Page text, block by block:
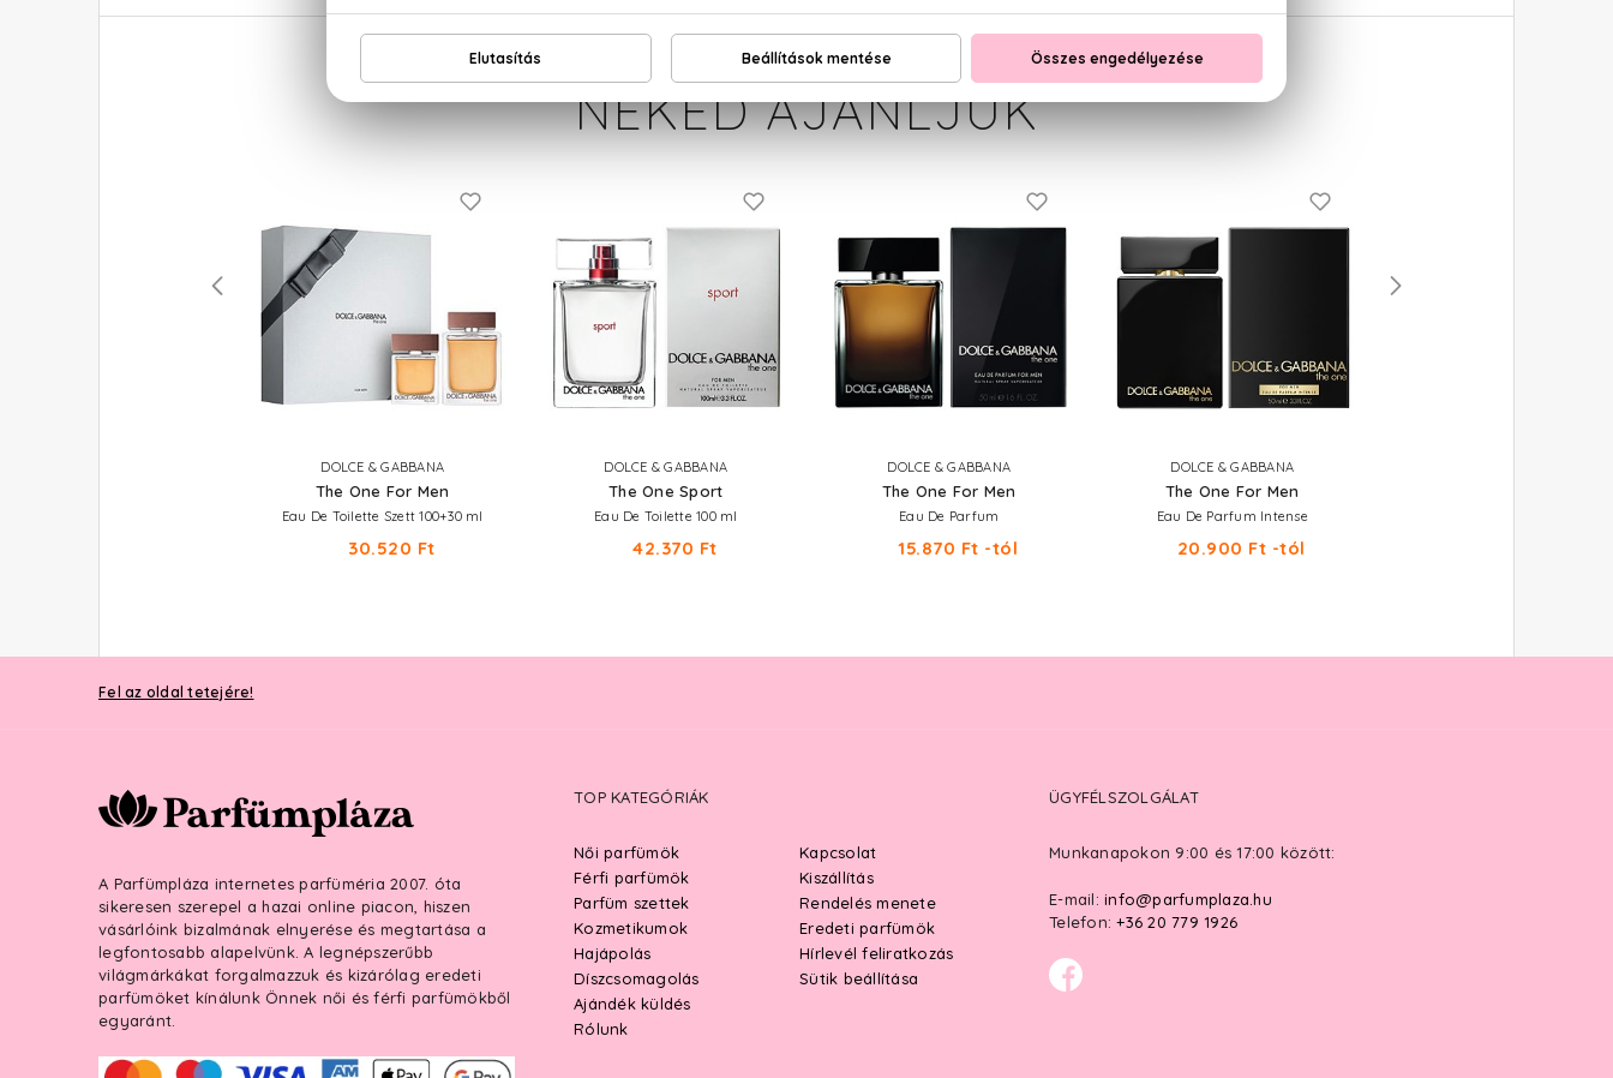
NEKED AJÁNLJUK
DOLCE & GABBANA
The One For Men
Eau De Toilette Szett 100+30 ml
30.520 Ft
DOLCE & GABBANA
The One Sport
Eau De Toilette 100 ml
42.370 Ft
DOLCE & GABBANA
The One For Men
Eau De Parfum
15.870 Ft -tól
DOLCE & GABBANA
The One For Men
Eau De Parfum Intense
20.900 Ft -tól
Fel az oldal tetejére!
A Parfümpláza internetes parfüméria 2007. óta
sikeresen szerepel a hazai online piacon, hiszen
vásárlóink bizalmának elnyerése és megtartása a
legfontosabb alapelvünk. A legnépszerűbb
világmárkákat forgalmazzuk és kizárólag eredeti
parfümöket kínálunk Önnek női és férfi parfümökből
egyaránt.
TOP KATEGÓRIÁK
Női parfümök
Férfi parfümök
Parfüm szettek
Kozmetikumok
Hajápolás
Díszcsomagolás
Ajándék küldés
Rólunk
Kapcsolat
Kiszállítás
Rendelés menete
Eredeti parfümök
Hírlevél feliratkozás
Sütik beállítása
ÜGYFÉLSZOLGÁLAT
Munkanapokon 9:00 és 17:00 között:
E-mail: info@parfumplaza.hu
Telefon: +36 20 779 1926